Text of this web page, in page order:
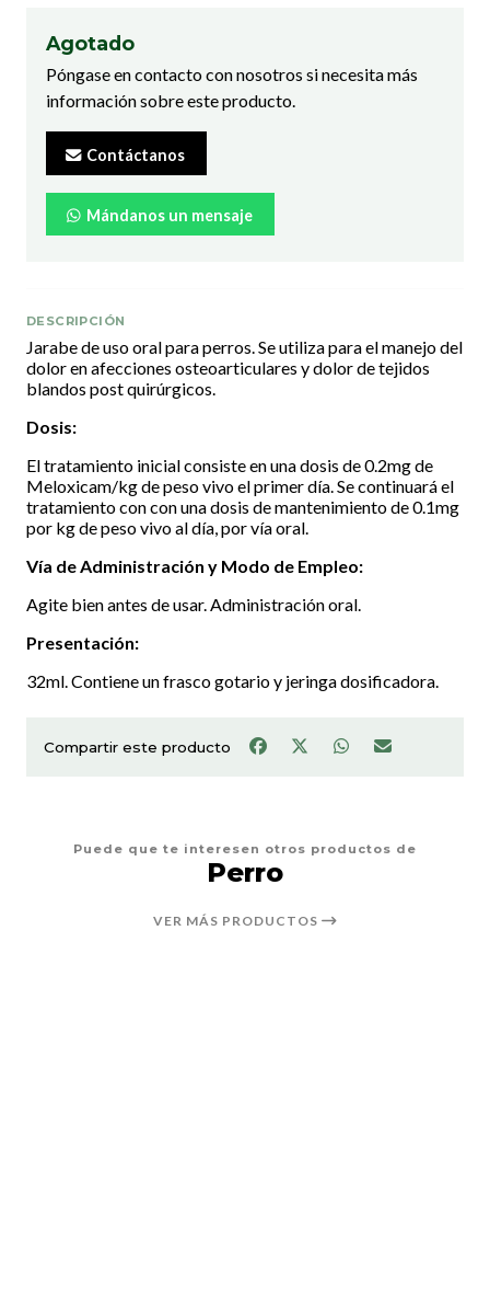
Agotado
Póngase en contacto con nosotros si necesita más
información sobre este producto.
Contáctanos
Mándanos un mensaje
DESCRIPCIÓN
Jarabe de uso oral para perros. Se utiliza para el manejo del
dolor en afecciones osteoarticulares y dolor de tejidos
blandos post quirúrgicos.
Dosis:
El tratamiento inicial consiste en una dosis de 0.2mg de
Meloxicam/kg de peso vivo el primer día. Se continuará el
tratamiento con con una dosis de mantenimiento de 0.1mg
por kg de peso vivo al día, por vía oral.
Vía de Administración y Modo de Empleo:
Agite bien antes de usar. Administración oral.
Presentación:
32ml. Contiene un frasco gotario y jeringa dosificadora.
Compartir este producto
Puede que te interesen otros productos de
Perro
VER MÁS PRODUCTOS